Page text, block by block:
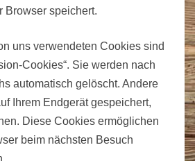
Browser speichert.
uns verwendeten Cookies sind
Cookies“. Sie werden nach
automatisch gelöscht. Andere
Ihrem Endgerät gespeichert,
Diese Cookies ermöglichen
beim nächsten Besuch